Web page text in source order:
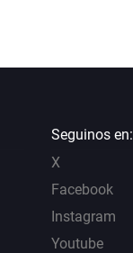
Seguinos en:
X
Facebook
Instagram
Youtube